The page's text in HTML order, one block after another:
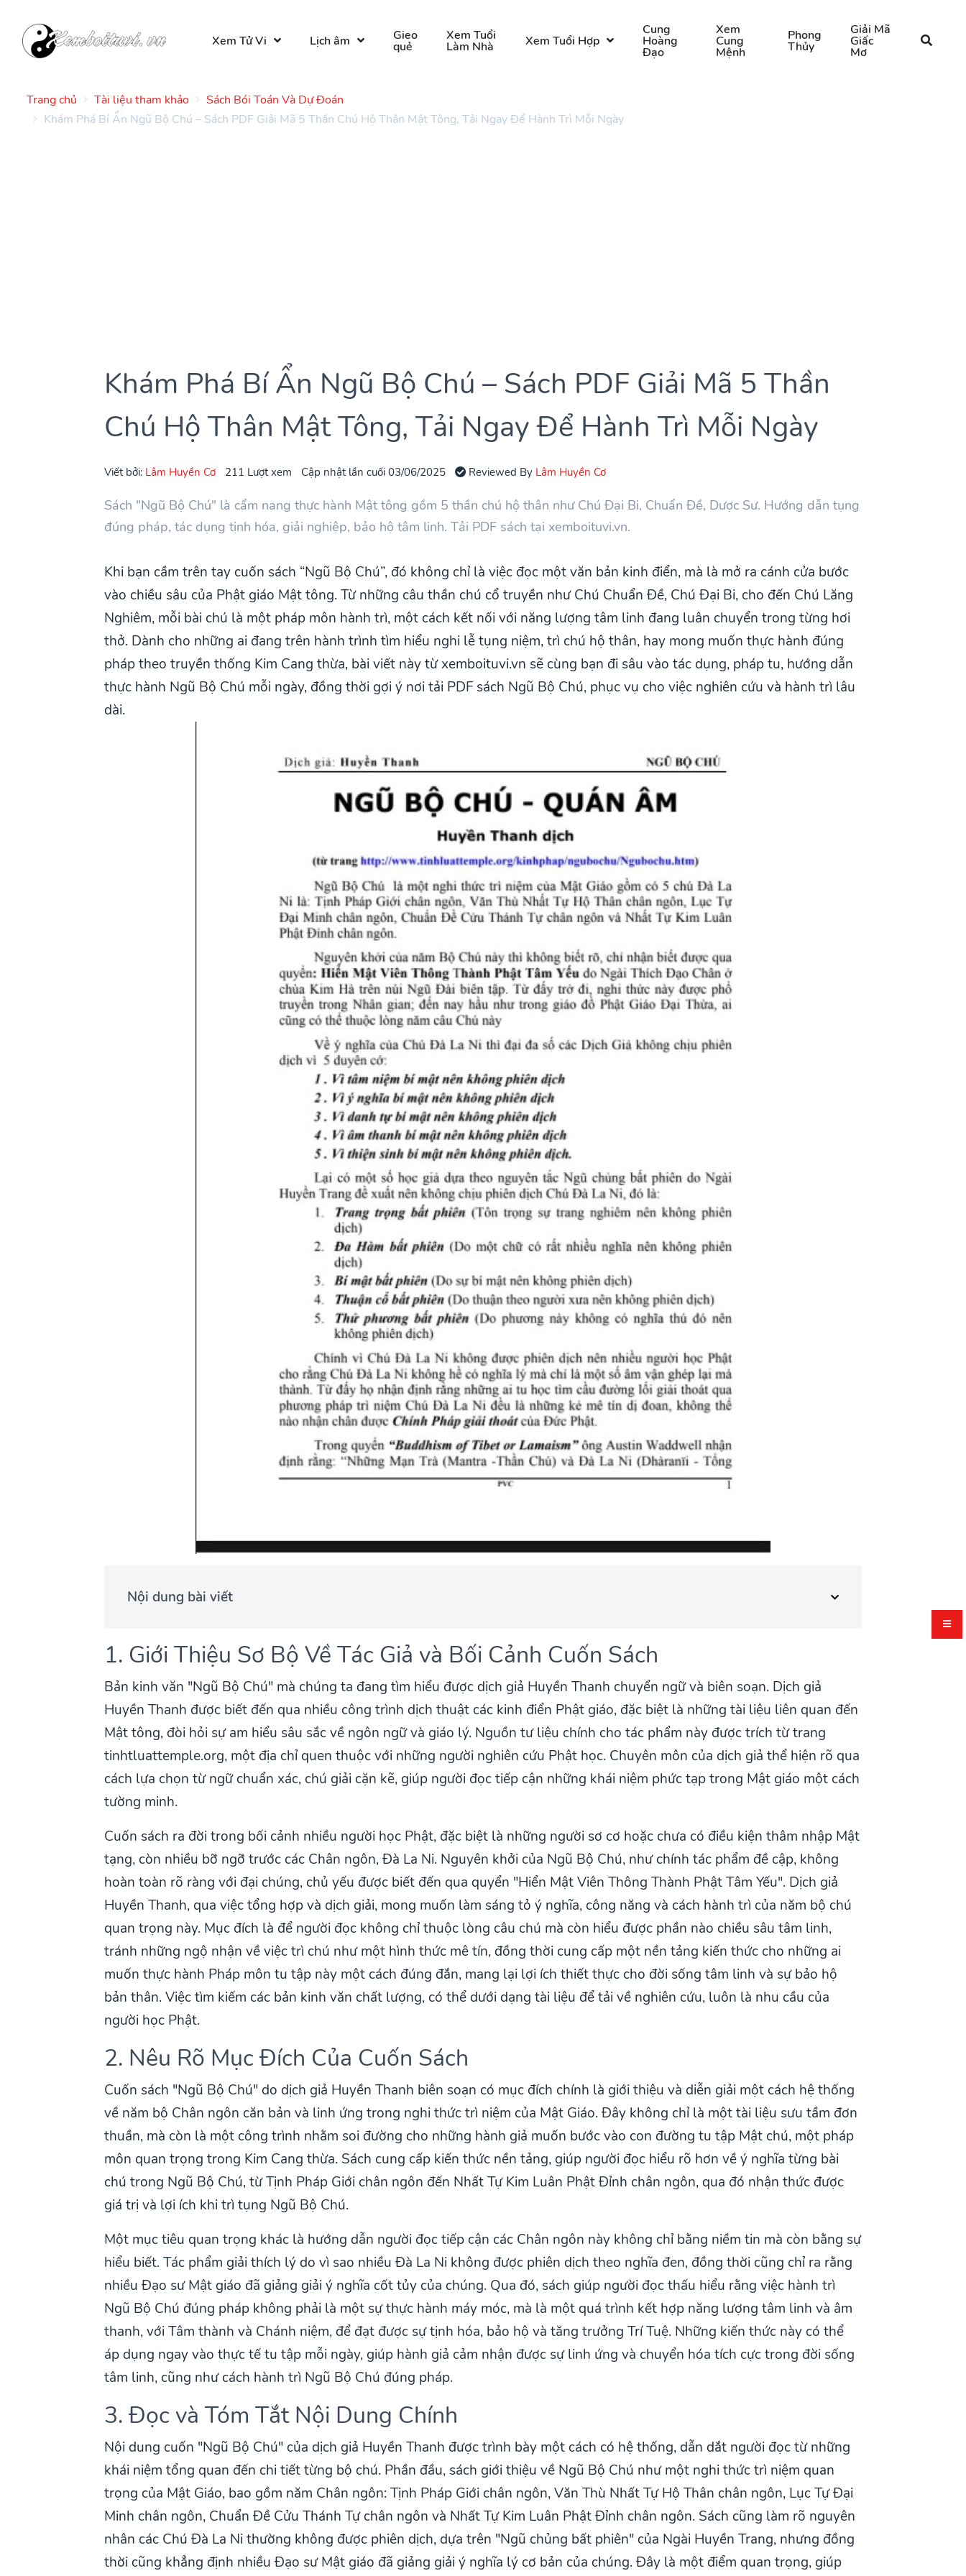
Xem Tử Vi Lịch âm Gieo
quẻ
Xem Tuổi
Làm Nhà Xem Tuổi Hợp
Cung
Hoàng
Đạo
Xem
Cung
Mệnh
Phong
Thủy
Giải Mã
Giấc
Mơ
Trang chủ Tài liệu tham khảo
Sách Bói Toán Và Dự Đoán
Khám Phá Bí Ẩn Ngũ Bộ Chú – Sách PDF Giải Mã 5 Thần Chú Hộ Thân Mật Tông, Tải Ngay Để Hành Trì Mỗi Ngày
Khám Phá Bí Ẩn Ngũ Bộ Chú – Sách PDF Giải Mã 5 Thần
Chú Hộ Thân Mật Tông, Tải Ngay Để Hành Trì Mỗi Ngày
Viết bởi: Lâm Huyền Cơ 211 Lượt xem Cập nhật lần cuối 03/06/2025 Reviewed By Lâm Huyền Cơ
Sách "Ngũ Bộ Chú" là cẩm nang thực hành Mật tông gồm 5 thần chú hộ thân như Chú Đại Bi, Chuẩn Đề, Dược Sư. Hướng dẫn tụng
đúng pháp, tác dụng tịnh hóa, giải nghiệp, bảo hộ tâm linh. Tải PDF sách tại xemboituvi.vn.
Khi bạn cầm trên tay cuốn sách “Ngũ Bộ Chú”, đó không chỉ là việc đọc một văn bản kinh điển, mà là mở ra cánh cửa bước
vào chiều sâu của Phật giáo Mật tông. Từ những câu thần chú cổ truyền như Chú Chuẩn Đề, Chú Đại Bi, cho đến Chú Lăng
Nghiêm, mỗi bài chú là một pháp môn hành trì, một cách kết nối với năng lượng tâm linh đang luân chuyển trong từng hơi
thở. Dành cho những ai đang trên hành trình tìm hiểu nghi lễ tụng niệm, trì chú hộ thân, hay mong muốn thực hành đúng
pháp theo truyền thống Kim Cang thừa, bài viết này từ xemboituvi.vn sẽ cùng bạn đi sâu vào tác dụng, pháp tu, hướng dẫn
thực hành Ngũ Bộ Chú mỗi ngày, đồng thời gợi ý nơi tải PDF sách Ngũ Bộ Chú, phục vụ cho việc nghiên cứu và hành trì lâu
dài.
Nội dung bài viết
1. Giới Thiệu Sơ Bộ Về Tác Giả và Bối Cảnh Cuốn Sách
Bản kinh văn "Ngũ Bộ Chú" mà chúng ta đang tìm hiểu được dịch giả Huyền Thanh chuyển ngữ và biên soạn. Dịch giả
Huyền Thanh được biết đến qua nhiều công trình dịch thuật các kinh điển Phật giáo, đặc biệt là những tài liệu liên quan đến
Mật tông, đòi hỏi sự am hiểu sâu sắc về ngôn ngữ và giáo lý. Nguồn tư liệu chính cho tác phẩm này được trích từ trang
tinhtluattemple.org, một địa chỉ quen thuộc với những người nghiên cứu Phật học. Chuyên môn của dịch giả thể hiện rõ qua
cách lựa chọn từ ngữ chuẩn xác, chú giải cặn kẽ, giúp người đọc tiếp cận những khái niệm phức tạp trong Mật giáo một cách
tường minh.
Cuốn sách ra đời trong bối cảnh nhiều người học Phật, đặc biệt là những người sơ cơ hoặc chưa có điều kiện thâm nhập Mật
tạng, còn nhiều bỡ ngỡ trước các Chân ngôn, Đà La Ni. Nguyên khởi của Ngũ Bộ Chú, như chính tác phẩm đề cập, không
hoàn toàn rõ ràng với đại chúng, chủ yếu được biết đến qua quyển "Hiển Mật Viên Thông Thành Phật Tâm Yếu". Dịch giả
Huyền Thanh, qua việc tổng hợp và dịch giải, mong muốn làm sáng tỏ ý nghĩa, công năng và cách hành trì của năm bộ chú
quan trọng này. Mục đích là để người đọc không chỉ thuộc lòng câu chú mà còn hiểu được phần nào chiều sâu tâm linh,
tránh những ngộ nhận về việc trì chú như một hình thức mê tín, đồng thời cung cấp một nền tảng kiến thức cho những ai
muốn thực hành Pháp môn tu tập này một cách đúng đắn, mang lại lợi ích thiết thực cho đời sống tâm linh và sự bảo hộ
bản thân. Việc tìm kiếm các bản kinh văn chất lượng, có thể dưới dạng tài liệu để tải về nghiên cứu, luôn là nhu cầu của
người học Phật.
2. Nêu Rõ Mục Đích Của Cuốn Sách
Cuốn sách "Ngũ Bộ Chú" do dịch giả Huyền Thanh biên soạn có mục đích chính là giới thiệu và diễn giải một cách hệ thống
về năm bộ Chân ngôn căn bản và linh ứng trong nghi thức trì niệm của Mật Giáo. Đây không chỉ là một tài liệu sưu tầm đơn
thuần, mà còn là một công trình nhằm soi đường cho những hành giả muốn bước vào con đường tu tập Mật chú, một pháp
môn quan trọng trong Kim Cang thừa. Sách cung cấp kiến thức nền tảng, giúp người đọc hiểu rõ hơn về ý nghĩa từng bài
chú trong Ngũ Bộ Chú, từ Tịnh Pháp Giới chân ngôn đến Nhất Tự Kim Luân Phật Đỉnh chân ngôn, qua đó nhận thức được
giá trị và lợi ích khi trì tụng Ngũ Bộ Chú.
Một mục tiêu quan trọng khác là hướng dẫn người đọc tiếp cận các Chân ngôn này không chỉ bằng niềm tin mà còn bằng sự
hiểu biết. Tác phẩm giải thích lý do vì sao nhiều Đà La Ni không được phiên dịch theo nghĩa đen, đồng thời cũng chỉ ra rằng
nhiều Đạo sư Mật giáo đã giảng giải ý nghĩa cốt tủy của chúng. Qua đó, sách giúp người đọc thấu hiểu rằng việc hành trì
Ngũ Bộ Chú đúng pháp không phải là một sự thực hành máy móc, mà là một quá trình kết hợp năng lượng tâm linh và âm
thanh, với Tâm thành và Chánh niệm, để đạt được sự tịnh hóa, bảo hộ và tăng trưởng Trí Tuệ. Những kiến thức này có thể
áp dụng ngay vào thực tế tu tập mỗi ngày, giúp hành giả cảm nhận được sự linh ứng và chuyển hóa tích cực trong đời sống
tâm linh, cũng như cách hành trì Ngũ Bộ Chú đúng pháp.
3. Đọc và Tóm Tắt Nội Dung Chính
Nội dung cuốn "Ngũ Bộ Chú" của dịch giả Huyền Thanh được trình bày một cách có hệ thống, dẫn dắt người đọc từ những
khái niệm tổng quan đến chi tiết từng bộ chú. Phần đầu, sách giới thiệu về Ngũ Bộ Chú như một nghi thức trì niệm quan
trọng của Mật Giáo, bao gồm năm Chân ngôn: Tịnh Pháp Giới chân ngôn, Văn Thù Nhất Tự Hộ Thân chân ngôn, Lục Tự Đại
Minh chân ngôn, Chuẩn Đề Cửu Thánh Tự chân ngôn và Nhất Tự Kim Luân Phật Đỉnh chân ngôn. Sách cũng làm rõ nguyên
nhân các Chú Đà La Ni thường không được phiên dịch, dựa trên "Ngũ chủng bất phiên" của Ngài Huyền Trang, nhưng đồng
thời cũng khẳng định nhiều Đạo sư Mật giáo đã giảng giải ý nghĩa lý cơ bản của chúng. Đây là một điểm quan trọng, giúp